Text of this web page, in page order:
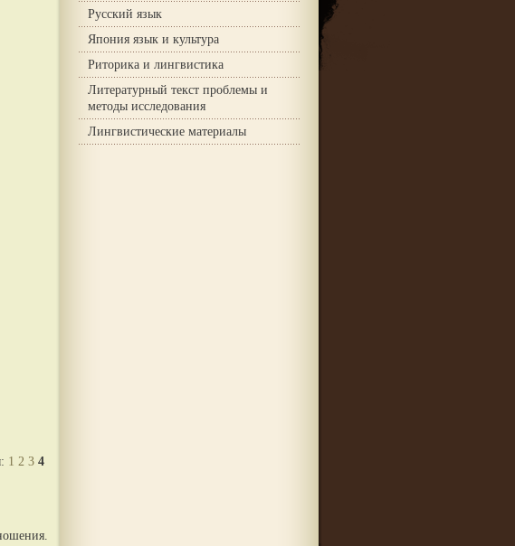
1 2 3 4
Русский язык
Япония язык и культура
Риторика и лингвистика
Литературный текст проблемы и
методы исследования
Лингвистические материалы